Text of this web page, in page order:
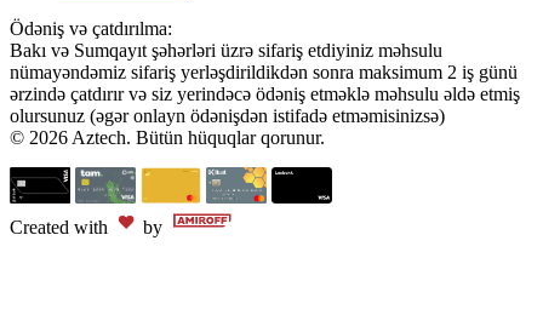
Ödəniş və çatdırılma:
Bakı və Sumqayıt şəhərləri üzrə sifariş etdiyiniz məhsulu
nümayəndəmiz sifariş yerləşdirildikdən sonra maksimum 2 iş günü
ərzində çatdırır və siz yerindəcə ödəniş etməklə məhsulu əldə etmiş
olursunuz (əgər onlayn ödənişdən istifadə etməmisinizsə)
© 2026 Aztech. Bütün hüquqlar qorunur.
Created with by